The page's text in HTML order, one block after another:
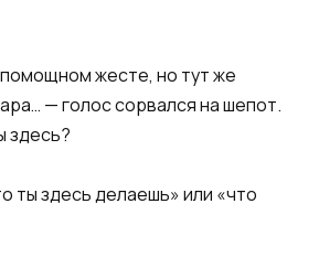
жесте, но тут же
— голос сорвался на шепот.
здесь?
ты здесь делаешь» или «что